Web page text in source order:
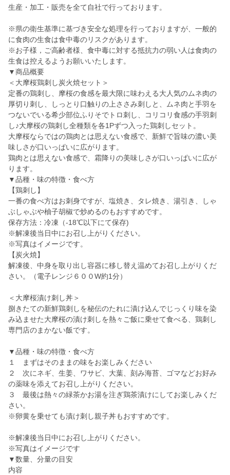
生産・加工・販売を全て自社で行っております。
※県の衛生基準に基づき安全な処理を行っておりますが、一般的
に食肉の生食は食中毒のリスクがあります。
※お子様，ご高齢者様、食中毒に対する抵抗力の弱い人は食肉の
生食は控えるようお願いいたします。
▼商品概要
＜大摩桜鶏刺し炭火焼セット＞
定番の鶏刺し、摩桜の食感を最大限に味わえる大人気のムネ肉の
厚切り刺し、しっとり口触りの上ささみ刺しと、ムネ肉と手羽を
つないでいる希少部位ふりそでトロ刺し、コリコリ食感の手羽刺
し♪大摩桜の鶏刺し全種類を各1Pずつ入った鶏刺しセット。
大摩桜ならではの鶏肉とは思えない食感で、新鮮で旨味の濃い美
味しさが口いっぱいに広がります。
鶏肉とは思えない食感で、霜降りの美味しさが口いっぱいに広が
ります。
▼品種・味の特徴・食べ方
【鶏刺し】
一番の食べ方はお刺身ですが、塩焼き、タレ焼き、湯引き、しゃ
ぶしゃぶや柚子胡椒で炒めるのもおすすめです。
保存方法：冷凍（-18℃以下にて保存)
※解凍後当日中にお召し上がりください。
※写真はイメージです。
【炭火焼】
解凍後、中身を取り出し容器に移し替え温めてお召し上がりくだ
さい。（電子レンジ６００W約1分）
＜大摩桜漬け刺し丼＞
捌きたての新鮮鶏刺しを秘伝のたれに漬け込んでじっくり味を染
み込ませた大摩桜の漬け刺しを熱々ご飯に乗せて食べる、鶏刺し
専門店のまかない飯です。
▼品種・味の特徴・食べ方
１ まずはそのままの味をお楽しみください
２ 次にネギ、生姜、ワサビ、大葉、刻み海苔、ゴマなどお好み
の薬味を添えてお召し上がりください。
３ 最後は熱々の緑茶かお湯を注ぎ鶏茶漬けにしてお楽しみくだ
さい。
※卵黄を乗せても漬け刺し親子丼もおすすめです。
※解凍後当日中にお召し上がりください。
※写真はイメージです
▼数量、分量の目安
内容